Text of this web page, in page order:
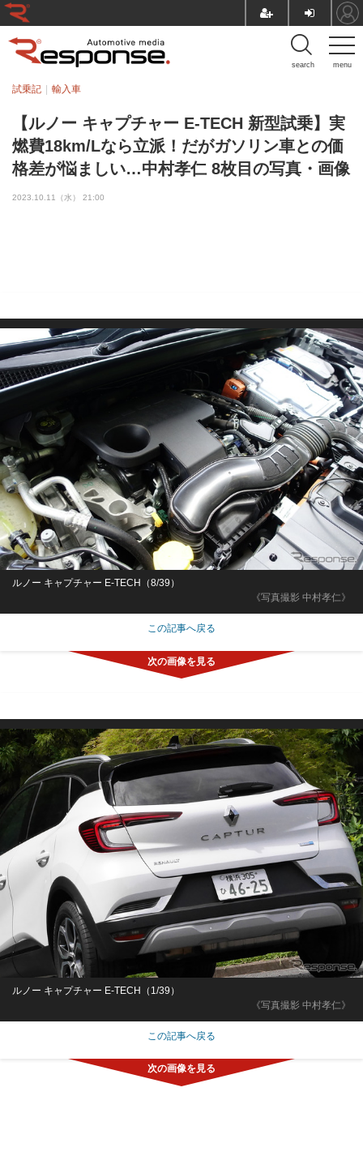
menu
search
【ルノー キャプチャー E-TECH 新型試乗】実
燃費18km/Lなら立派！だがガソリン車との価
格差が悩ましい…中村孝仁 8枚目の写真・画像
試乗記 輸入車
2023.10.11（水） 21:00
《写真撮影 中村孝仁》
ルノー キャプチャー E-TECH（8/39）
この記事へ戻る
《写真撮影 中村孝仁》
ルノー キャプチャー E-TECH（1/39）
この記事へ戻る